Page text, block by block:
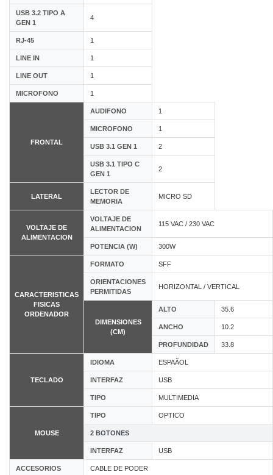
USB 3.2 TIPO A
GEN 1
4
RJ-45 1
LINE IN 1
LINE OUT 1
MICROFONO 1
FRONTAL
AUDIFONO 1
MICROFONO 1
USB 3.1 GEN 1 2
USB 3.1 TIPO C
GEN 1
2
LATERAL
LECTOR DE
MEMORIA
MICRO SD
VOLTAJE DE
ALIMENTACION
VOLTAJE DE
ALIMENTACION
115 VAC / 230 VAC
POTENCIA (W) 300W
CARACTERISTICAS
FISICAS
ORDENADOR
FORMATO SFF
ORIENTACIONES
PERMITIDAS
HORIZONTAL / VERTICAL
DIMENSIONES
(CM)
ALTO 35.6
ANCHO 10.2
PROFUNDIDAD 33.8
TECLADO
IDIOMA ESPAÃOL
INTERFAZ USB
TIPO MULTIMEDIA
MOUSE
TIPO OPTICO
2 BOTONES
INTERFAZ USB
ACCESORIOS CABLE DE PODER